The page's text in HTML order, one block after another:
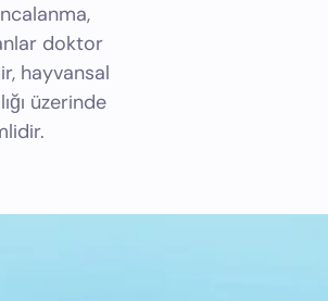
doktor
hayvansal
üzerinde